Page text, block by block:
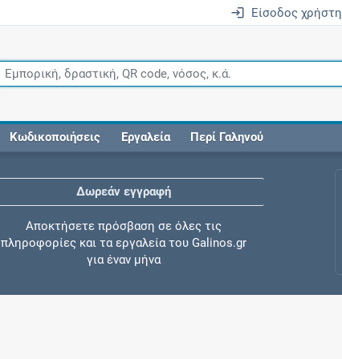
Είσοδος χρήστη
Κωδικοποιήσεις Εργαλεία Περί Γαληνού
Δωρεάν εγγραφή
Αποκτήσετε πρόσβαση σε όλες τις
πληροφορίες και τα εργαλεία του Galinos.gr
για έναν μήνα